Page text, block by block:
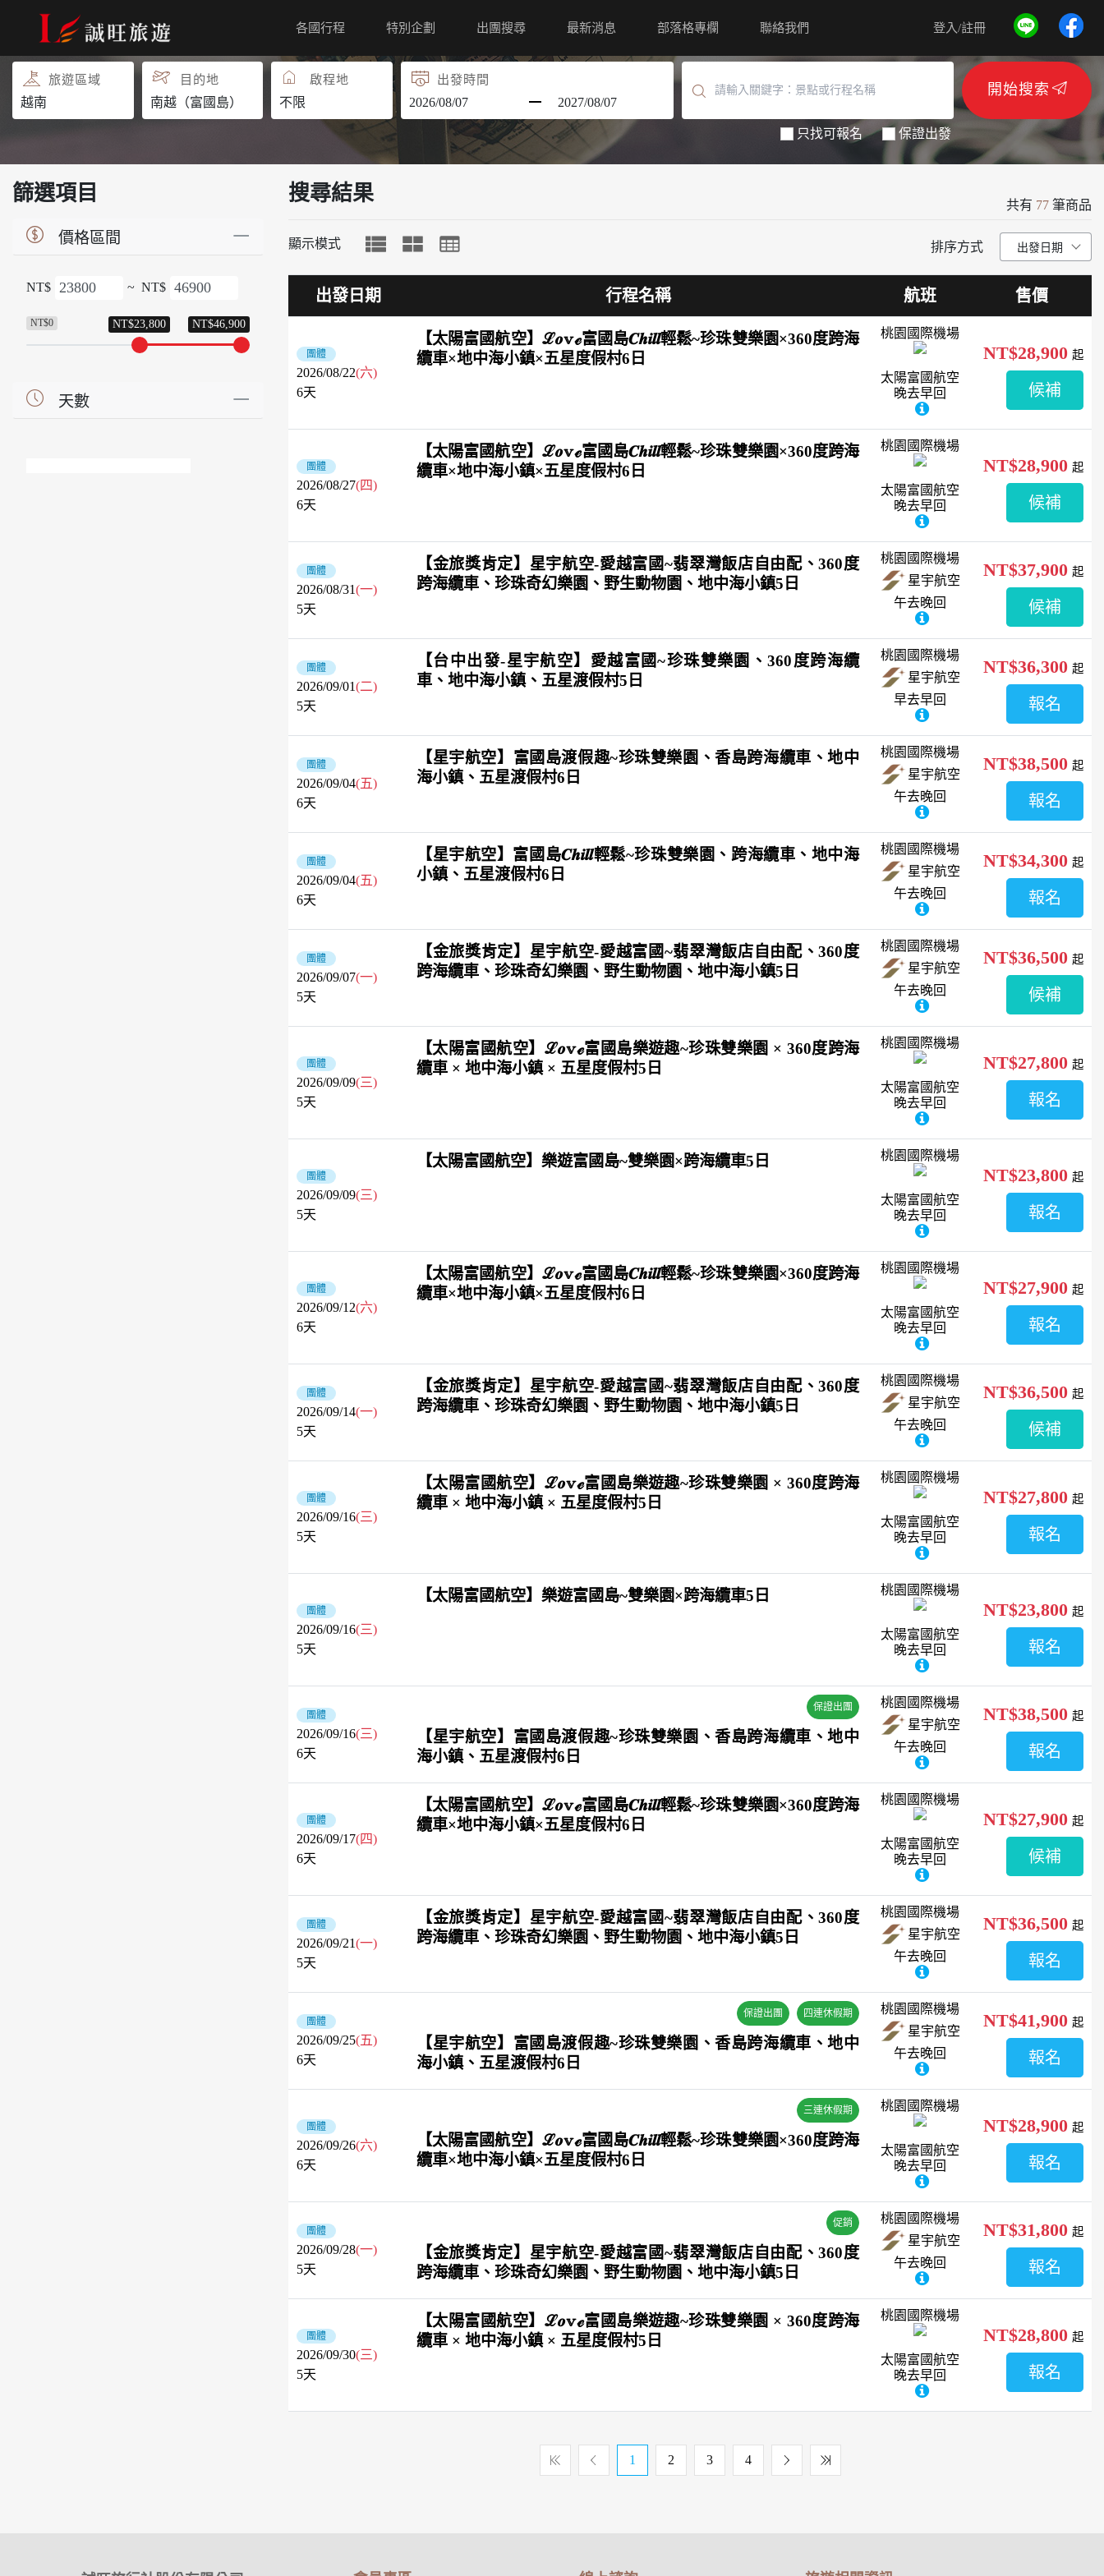
各國行程 特別企劃 出團搜尋 最新消息 部落格專欄 聯絡我們 登入/註冊
團體旅遊 團體自由行
旅遊區域 目的地 啟程地 出發時間
只找可報名 保證出發
開始搜索
篩選項目
價格區間
NT$ ~ NT$
NT$0 NT$23,800 NT$46,900
天數
搜尋結果 共有 77 筆商品
顯示模式 排序方式
出發日期 行程名稱 航班 售價
團體
2026/08/22(六)
6天
【太陽富國航空】ℒ𝒐𝕧ℯ富國島𝑪𝒉𝒊𝒍𝒍輕鬆~珍珠雙樂園×360度跨海
纜車×地中海小鎮×五星度假村6日
桃園國際機場
太陽富國航空
晚去早回
NT$28,900 起
候補
團體
2026/08/27(四)
6天
【太陽富國航空】ℒ𝒐𝕧ℯ富國島𝑪𝒉𝒊𝒍𝒍輕鬆~珍珠雙樂園×360度跨海
纜車×地中海小鎮×五星度假村6日
桃園國際機場
太陽富國航空
晚去早回
NT$28,900 起
候補
團體
2026/08/31(一)
5天
【金旅獎肯定】星宇航空-愛越富國~翡翠灣飯店自由配、360度
跨海纜車、珍珠奇幻樂園、野生動物園、地中海小鎮5日
桃園國際機場
星宇航空
午去晚回
NT$37,900 起
候補
團體
2026/09/01(二)
5天
【台中出發-星宇航空】愛越富國~珍珠雙樂園、360度跨海纜
車、地中海小鎮、五星渡假村5日
桃園國際機場
星宇航空
早去早回
NT$36,300 起
報名
團體
2026/09/04(五)
6天
【星宇航空】富國島渡假趣~珍珠雙樂園、香島跨海纜車、地中
海小鎮、五星渡假村6日
桃園國際機場
星宇航空
午去晚回
NT$38,500 起
報名
團體
2026/09/04(五)
6天
【星宇航空】富國島𝑪𝒉𝒊𝒍𝒍輕鬆~珍珠雙樂園、跨海纜車、地中海
小鎮、五星渡假村6日
桃園國際機場
星宇航空
午去晚回
NT$34,300 起
報名
團體
2026/09/07(一)
5天
【金旅獎肯定】星宇航空-愛越富國~翡翠灣飯店自由配、360度
跨海纜車、珍珠奇幻樂園、野生動物園、地中海小鎮5日
桃園國際機場
星宇航空
午去晚回
NT$36,500 起
候補
團體
2026/09/09(三)
5天
【太陽富國航空】ℒ𝒐𝕧ℯ富國島樂遊趣~珍珠雙樂園 × 360度跨海
纜車 × 地中海小鎮 × 五星度假村5日
桃園國際機場
太陽富國航空
晚去早回
NT$27,800 起
報名
團體
2026/09/09(三)
5天
【太陽富國航空】樂遊富國島~雙樂園×跨海纜車5日 桃園國際機場
太陽富國航空
晚去早回
NT$23,800 起
報名
團體
2026/09/12(六)
6天
【太陽富國航空】ℒ𝒐𝕧ℯ富國島𝑪𝒉𝒊𝒍𝒍輕鬆~珍珠雙樂園×360度跨海
纜車×地中海小鎮×五星度假村6日
桃園國際機場
太陽富國航空
晚去早回
NT$27,900 起
報名
團體
2026/09/14(一)
5天
【金旅獎肯定】星宇航空-愛越富國~翡翠灣飯店自由配、360度
跨海纜車、珍珠奇幻樂園、野生動物園、地中海小鎮5日
桃園國際機場
星宇航空
午去晚回
NT$36,500 起
候補
團體
2026/09/16(三)
5天
【太陽富國航空】ℒ𝒐𝕧ℯ富國島樂遊趣~珍珠雙樂園 × 360度跨海
纜車 × 地中海小鎮 × 五星度假村5日
桃園國際機場
太陽富國航空
晚去早回
NT$27,800 起
報名
團體
2026/09/16(三)
5天
【太陽富國航空】樂遊富國島~雙樂園×跨海纜車5日 桃園國際機場
太陽富國航空
晚去早回
NT$23,800 起
報名
團體
2026/09/16(三)
6天
保證出團
【星宇航空】富國島渡假趣~珍珠雙樂園、香島跨海纜車、地中
海小鎮、五星渡假村6日
桃園國際機場
星宇航空
午去晚回
NT$38,500 起
報名
團體
2026/09/17(四)
6天
【太陽富國航空】ℒ𝒐𝕧ℯ富國島𝑪𝒉𝒊𝒍𝒍輕鬆~珍珠雙樂園×360度跨海
纜車×地中海小鎮×五星度假村6日
桃園國際機場
太陽富國航空
晚去早回
NT$27,900 起
候補
團體
2026/09/21(一)
5天
【金旅獎肯定】星宇航空-愛越富國~翡翠灣飯店自由配、360度
跨海纜車、珍珠奇幻樂園、野生動物園、地中海小鎮5日
桃園國際機場
星宇航空
午去晚回
NT$36,500 起
報名
團體
2026/09/25(五)
6天
保證出團 四連休假期
【星宇航空】富國島渡假趣~珍珠雙樂園、香島跨海纜車、地中
海小鎮、五星渡假村6日
桃園國際機場
星宇航空
午去晚回
NT$41,900 起
報名
團體
2026/09/26(六)
6天
三連休假期
【太陽富國航空】ℒ𝒐𝕧ℯ富國島𝑪𝒉𝒊𝒍𝒍輕鬆~珍珠雙樂園×360度跨海
纜車×地中海小鎮×五星度假村6日
桃園國際機場
太陽富國航空
晚去早回
NT$28,900 起
報名
團體
2026/09/28(一)
5天
促銷
【金旅獎肯定】星宇航空-愛越富國~翡翠灣飯店自由配、360度
跨海纜車、珍珠奇幻樂園、野生動物園、地中海小鎮5日
桃園國際機場
星宇航空
午去晚回
NT$31,800 起
報名
團體
2026/09/30(三)
5天
【太陽富國航空】ℒ𝒐𝕧ℯ富國島樂遊趣~珍珠雙樂園 × 360度跨海
纜車 × 地中海小鎮 × 五星度假村5日
桃園國際機場
太陽富國航空
晚去早回
NT$28,800 起
報名
1 2 3 4